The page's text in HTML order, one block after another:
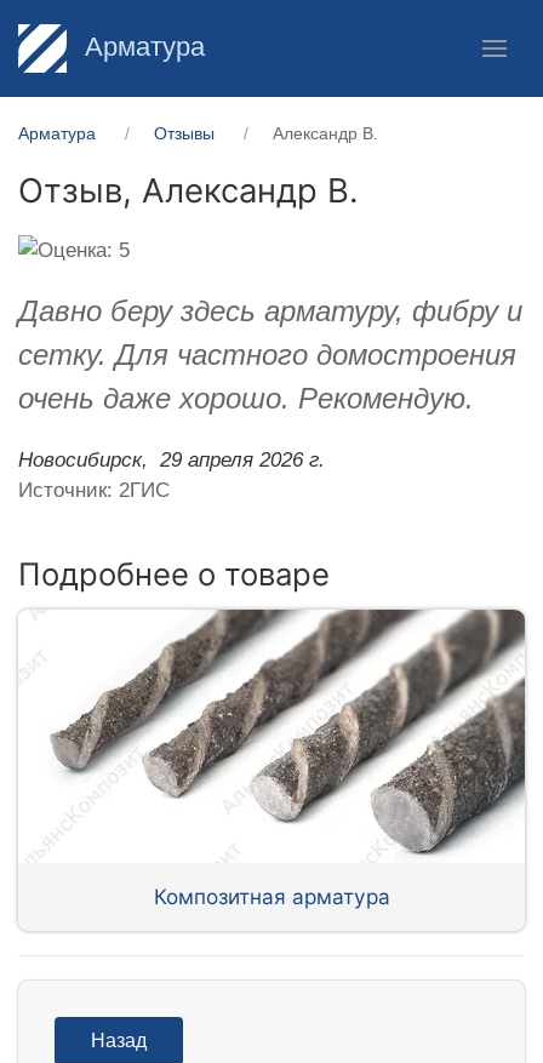
Арматура
Арматура Отзывы Александр В.
Отзыв, Александр В.
Давно беру здесь арматуру, фибру и
сетку. Для частного домостроения
очень даже хорошо. Рекомендую.
Новосибирск,
29 апреля 2026 г.
Источник: 2ГИС
Подробнее о товаре
Композитная арматура
Назад